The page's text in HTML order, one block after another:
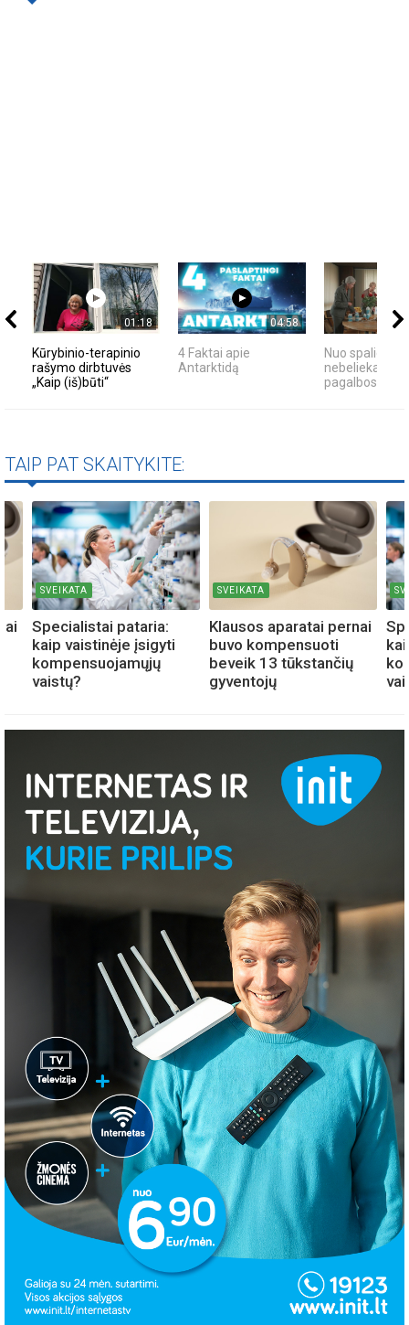
01:18
Kūrybinio-terapinio
rašymo dirbtuvės
„Kaip (iš)būti“
04:58
4 Faktai apie
Antarktidą
Nuo spalio 1 d
nebelieka
pagalbos
TAIP PAT SKAITYKITE:
SVEIKATA
Specialistai pataria:
kaip vaistinėje įsigyti
kompensuojamųjų
vaistų?
SVEIKATA
Klausos aparatai pernai
buvo kompensuoti
beveik 13 tūkstančių
gyventojų